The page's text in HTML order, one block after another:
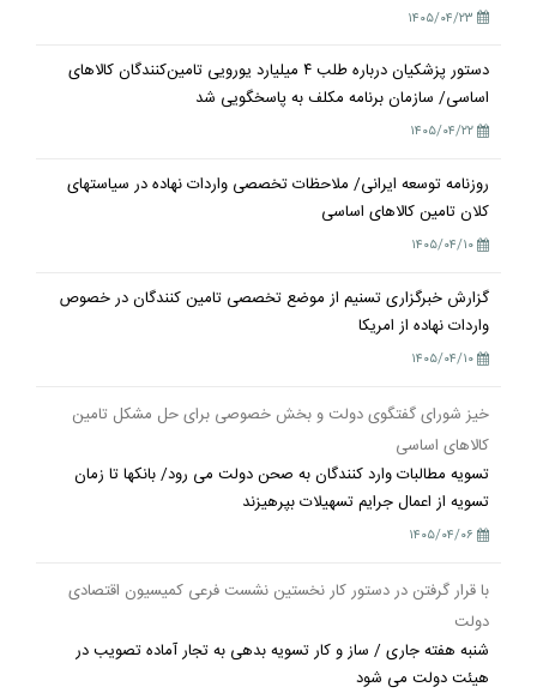
۱۴۰۵/۰۴/۲۳
دستور پزشکیان درباره طلب ۴ میلیارد یورویی تامین‌کنندگان کالاهای
اساسی/ سازمان برنامه مکلف به پاسخگویی شد
۱۴۰۵/۰۴/۲۲
روزنامه توسعه ایرانی/ ملاحظات تخصصی واردات نهاده در سیاستهای
کلان تامین کالاهای اساسی
۱۴۰۵/۰۴/۱۰
گزارش خبرگزاری تسنیم از موضع تخصصی تامین کنندگان در خصوص
واردات نهاده از امریکا
۱۴۰۵/۰۴/۱۰
خیز شورای گفتگوی دولت و بخش خصوصی برای حل مشکل تامین
کالاهای اساسی
تسویه مطالبات وارد کنندگان به صحن دولت می رود/ بانکها تا زمان
تسویه از اعمال جرایم تسهیلات بپرهیزند
۱۴۰۵/۰۴/۰۶
با قرار گرفتن در دستور کار نخستین نشست فرعی کمیسیون اقتصادی
دولت
شنبه هفته جاری / ساز و کار تسویه بدهی به تجار آماده تصویب در
هیئت دولت می شود